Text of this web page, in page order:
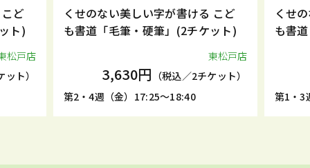
ど
ト)
松戸店
ト）
くせのない美しい字が書ける こど
も書道「毛筆・硬筆」(2チケット)
東松戸店
3,630円 （税込／2チケット）
第2・4週（金）17:25～18:40
くせ
も書
第1・3